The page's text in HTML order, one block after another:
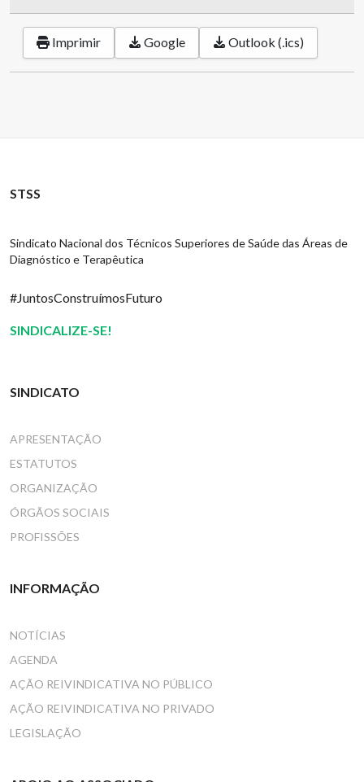
Imprimir Google Outlook (.ics)
STSS
Sindicato Nacional dos Técnicos Superiores de Saúde das Áreas de
Diagnóstico e Terapêutica
#JuntosConstruímosFuturo
SINDICALIZE-SE!
SINDICATO
APRESENTAÇÃO
ESTATUTOS
ORGANIZAÇÃO
ÓRGÃOS SOCIAIS
PROFISSÕES
INFORMAÇÃO
NOTÍCIAS
AGENDA
AÇÃO REIVINDICATIVA NO PÚBLICO
AÇÃO REIVINDICATIVA NO PRIVADO
LEGISLAÇÃO